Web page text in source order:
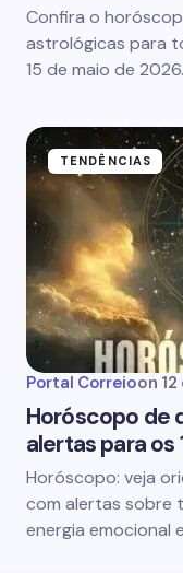
Confira o
astrológicas para
15 de maio de
TENDÊNCIAS
Portal Correioon
Horóscopo de
alertas para os
Horóscopo: veja
com alertas sobre
energia emocional